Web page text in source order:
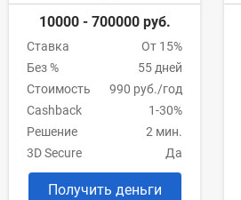
10000 - 700000 руб.
Ставка
От 15%
Без %
55 дней
Стоимость
990 руб./год
Cashback
1-30%
Решение
2 мин.
3D Secure
Да
Получить деньги